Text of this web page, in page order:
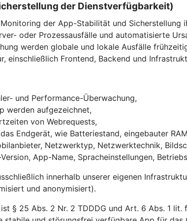
der Dienstverfügbarkeit)
der App-Stabilität und
oder Prozessausfälle und automatisierte
werden globale und lokale Ausfälle
einschließlich Frontend, Backend und
und Performance-Überwachung,
werden aufgezeichnet,
von Webrequests,
Endgerät, wie Batteriestand, eingebauter
Netzwerktyp, Netzwerktechnik,
App-Name, Spracheinstellungen,
innerhalb unserer eigenen
und anonymisiert).
§ 25 Abs. 2 Nr. 2 TDDDG und Art. 6 Abs. 1